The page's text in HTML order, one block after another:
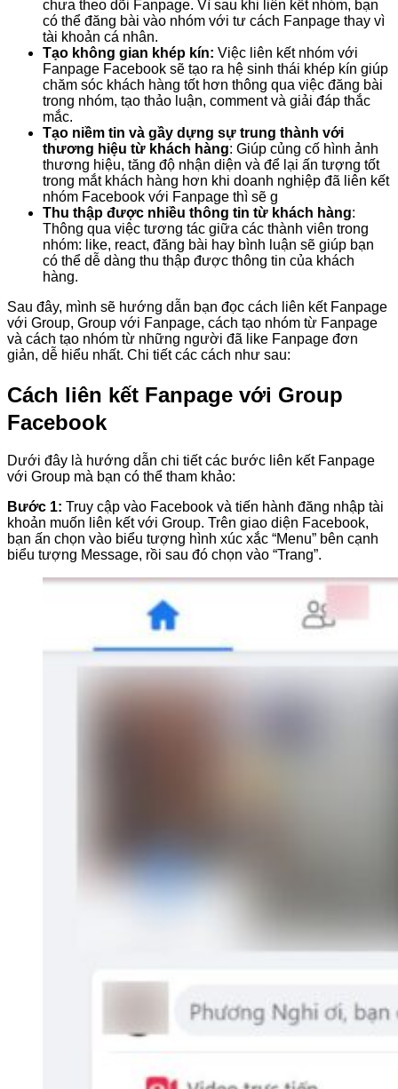
chưa theo dõi Fanpage. Vì sau khi liên kết nhóm, bạn
có thể đăng bài vào nhóm với tư cách Fanpage thay vì
tài khoản cá nhân.
Tạo không gian khép kín: Việc liên kết nhóm với
Fanpage Facebook sẽ tạo ra hệ sinh thái khép kín giúp
chăm sóc khách hàng tốt hơn thông qua việc đăng bài
trong nhóm, tạo thảo luận, comment và giải đáp thắc
mắc.
Tạo niềm tin và gầy dựng sự trung thành với
thương hiệu từ khách hàng: Giúp củng cố hình ảnh
thương hiệu, tăng độ nhận diện và để lại ấn tượng tốt
trong mắt khách hàng hơn khi doanh nghiệp đã liên kết
nhóm Facebook với Fanpage thì sẽ g
Thu thập được nhiều thông tin từ khách hàng:
Thông qua việc tương tác giữa các thành viên trong
nhóm: like, react, đăng bài hay bình luận sẽ giúp bạn
có thể dễ dàng thu thập được thông tin của khách
hàng.
Sau đây, mình sẽ hướng dẫn bạn đọc cách liên kết Fanpage
với Group, Group với Fanpage, cách tạo nhóm từ Fanpage
và cách tạo nhóm từ những người đã like Fanpage đơn
giản, dễ hiểu nhất. Chi tiết các cách như sau:
Cách liên kết Fanpage với Group
Facebook
Dưới đây là hướng dẫn chi tiết các bước liên kết Fanpage
với Group mà bạn có thể tham khảo:
Bước 1: Truy cập vào Facebook và tiến hành đăng nhập tài
khoản muốn liên kết với Group. Trên giao diện Facebook,
bạn ấn chọn vào biểu tượng hình xúc xắc “Menu” bên cạnh
biểu tượng Message, rồi sau đó chọn vào “Trang”.